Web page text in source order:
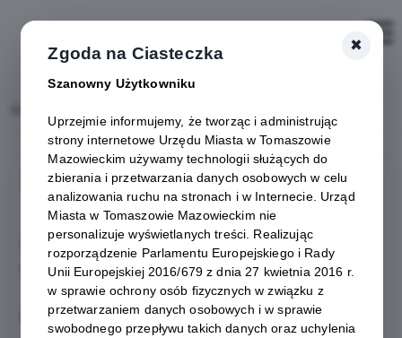
Biuro Rady Miejskiej
Kontakt: 44 726 25 22
kierownik Bogusława Smejda
Do zadań Biura Rady Miejskiej należy w szczególności:
×
Zgoda na Ciasteczka
Szanowny Użytkowniku
Uprzejmie informujemy, że tworząc i administrując
strony internetowe Urzędu Miasta w Tomaszowie
Mazowieckim używamy technologii służących do
zbierania i przetwarzania danych osobowych w celu
analizowania ruchu na stronach i w Internecie. Urząd
Miasta w Tomaszowie Mazowieckim nie
personalizuje wyświetlanych treści. Realizując
rozporządzenie Parlamentu Europejskiego i Rady
Unii Europejskiej 2016/679 z dnia 27 kwietnia 2016 r.
w sprawie ochrony osób fizycznych w związku z
przetwarzaniem danych osobowych i w sprawie
swobodnego przepływu takich danych oraz uchylenia